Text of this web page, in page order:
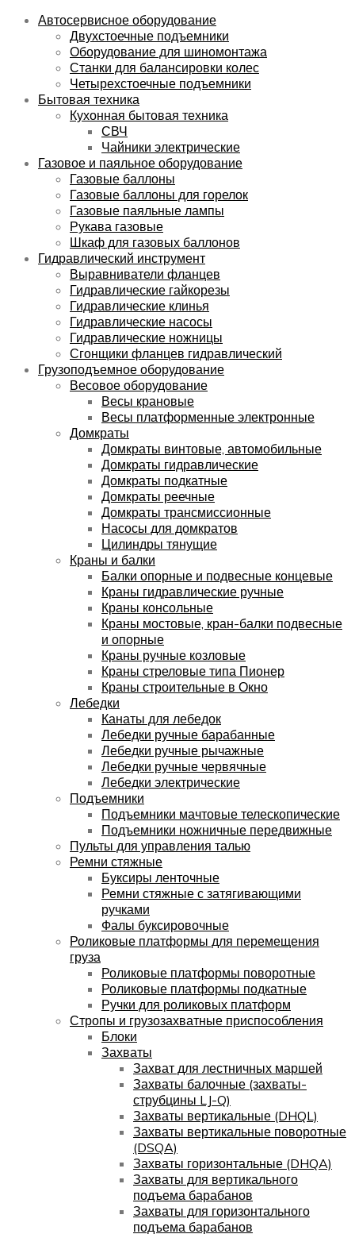
Автосервисное оборудование
Двухстоечные подъемники
Оборудование для шиномонтажа
Станки для балансировки колес
Четырехстоечные подъемники
Бытовая техника
Кухонная бытовая техника
СВЧ
Чайники электрические
Газовое и паяльное оборудование
Газовые баллоны
Газовые баллоны для горелок
Газовые паяльные лампы
Рукава газовые
Шкаф для газовых баллонов
Гидравлический инструмент
Выравниватели фланцев
Гидравлические гайкорезы
Гидравлические клинья
Гидравлические насосы
Гидравлические ножницы
Сгонщики фланцев гидравлический
Грузоподъемное оборудование
Весовое оборудование
Весы крановые
Весы платформенные электронные
Домкраты
Домкраты винтовые, автомобильные
Домкраты гидравлические
Домкраты подкатные
Домкраты реечные
Домкраты трансмиссионные
Насосы для домкратов
Цилиндры тянущие
Краны и балки
Балки опорные и подвесные концевые
Краны гидравлические ручные
Краны консольные
Краны мостовые, кран-балки подвесные
и опорные
Краны ручные козловые
Краны стреловые типа Пионер
Краны строительные в Окно
Лебедки
Канаты для лебедок
Лебедки ручные барабанные
Лебедки ручные рычажные
Лебедки ручные червячные
Лебедки электрические
Подъемники
Подъемники мачтовые телескопические
Подъемники ножничные передвижные
Пульты для управления талью
Ремни стяжные
Буксиры ленточные
Ремни стяжные с затягивающими
ручками
Фалы буксировочные
Роликовые платформы для перемещения
груза
Роликовые платформы поворотные
Роликовые платформы подкатные
Ручки для роликовых платформ
Стропы и грузозахватные приспособления
Блоки
Захваты
Захват для лестничных маршей
Захваты балочные (захваты-
струбцины LJ-Q)
Захваты вертикальные (DHQL)
Захваты вертикальные поворотные
(DSQA)
Захваты горизонтальные (DHQA)
Захваты для вертикального
подъема барабанов
Захваты для горизонтального
подъема барабанов